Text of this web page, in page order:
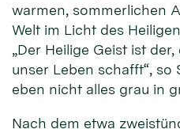
warmen, sommerlichen
Welt im Licht des
„Der Heilige Geist ist
unser Leben schafft“, so
eben nicht alles grau in
Nach dem etwa